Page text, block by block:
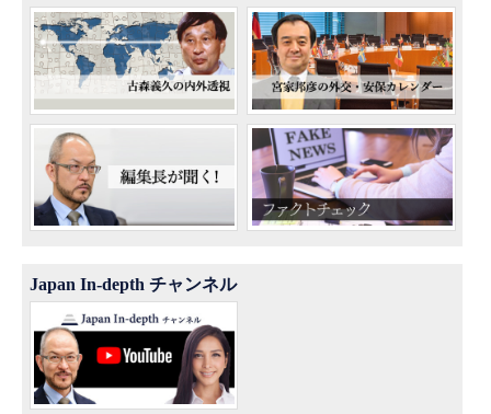
Japan In-depth チャンネル